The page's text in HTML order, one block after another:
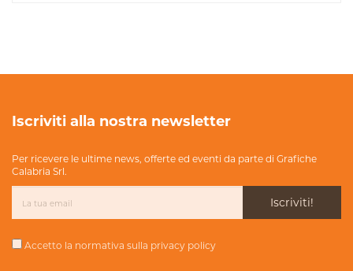
Iscriviti alla nostra newsletter
Per ricevere le ultime news, offerte ed eventi da parte di Grafiche
Calabria Srl.
Iscriviti!
Accetto la normativa sulla privacy policy